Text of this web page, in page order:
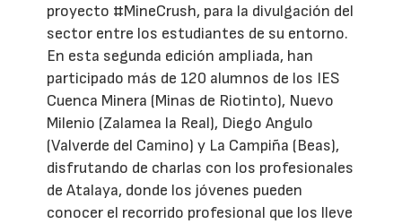
proyecto #MineCrush, para la divulgación del
sector entre los estudiantes de su entorno.
En esta segunda edición ampliada, han
participado más de 120 alumnos de los IES
Cuenca Minera (Minas de Riotinto), Nuevo
Milenio (Zalamea la Real), Diego Angulo
(Valverde del Camino) y La Campiña (Beas),
disfrutando de charlas con los profesionales
de Atalaya, donde los jóvenes pueden
conocer el recorrido profesional que los lleve